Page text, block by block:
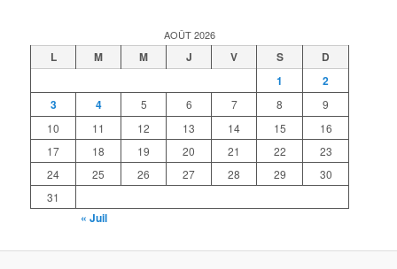
AOÛT 2026
L M M J V S
D
1
2
3
4 5 6 7 8
9
10
11 12 13 14 15
16
17
18 19 20 21 22
23
24
25 26 27 28 29
30
31
« Juil